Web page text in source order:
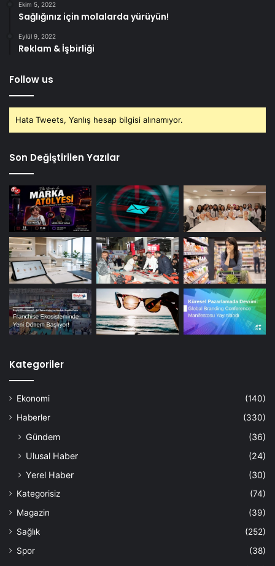
Ekim 5, 2022
Sağlığınız için molalarda yürüyün!
Eylül 9, 2022
Reklam & İşbirliği
Follow us
Hata Tweets, Yanlış hesap bilgisi alınamıyor.
Son Değiştirilen Yazılar
Kategoriler
Ekonomi
(140)
Haberler
(330)
Gündem
(36)
Ulusal Haber
(24)
Yerel Haber
(30)
Kategorisiz
(74)
Magazin
(39)
Sağlık
(252)
Spor
(38)